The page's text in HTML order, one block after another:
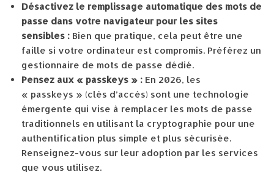
Désactivez le remplissage automatique des mots de
passe dans votre navigateur pour les sites
sensibles : Bien que pratique, cela peut être une
faille si votre ordinateur est compromis. Préférez un
gestionnaire de mots de passe dédié.
Pensez aux « passkeys » : En 2026, les
« passkeys » (clés d’accès) sont une technologie
émergente qui vise à remplacer les mots de passe
traditionnels en utilisant la cryptographie pour une
authentification plus simple et plus sécurisée.
Renseignez-vous sur leur adoption par les services
que vous utilisez.